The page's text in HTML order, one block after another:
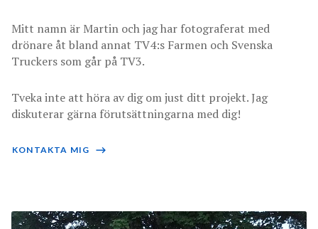
Mitt namn är Martin och jag har fotograferat med
drönare åt bland annat TV4:s Farmen och Svenska
Truckers som går på TV3.
Tveka inte att höra av dig om just ditt projekt. Jag
diskuterar gärna förutsättningarna med dig!
KONTAKTA MIG ⟶